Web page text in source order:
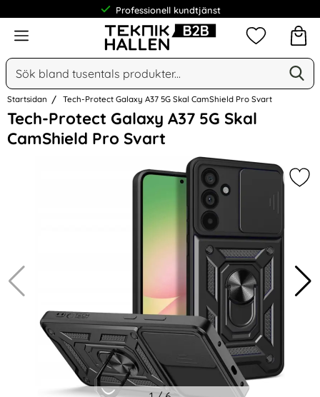
Professionell kundtjänst
Meny
Sök
Sök på Narse Group AB
Mina
Startsidan Tech-Protect Galaxy A37 5G Skal CamShield Pro Svart
Tech-Protect Galaxy A37 5G Skal
CamShield Pro Svart
Hoppa
över
Bilder